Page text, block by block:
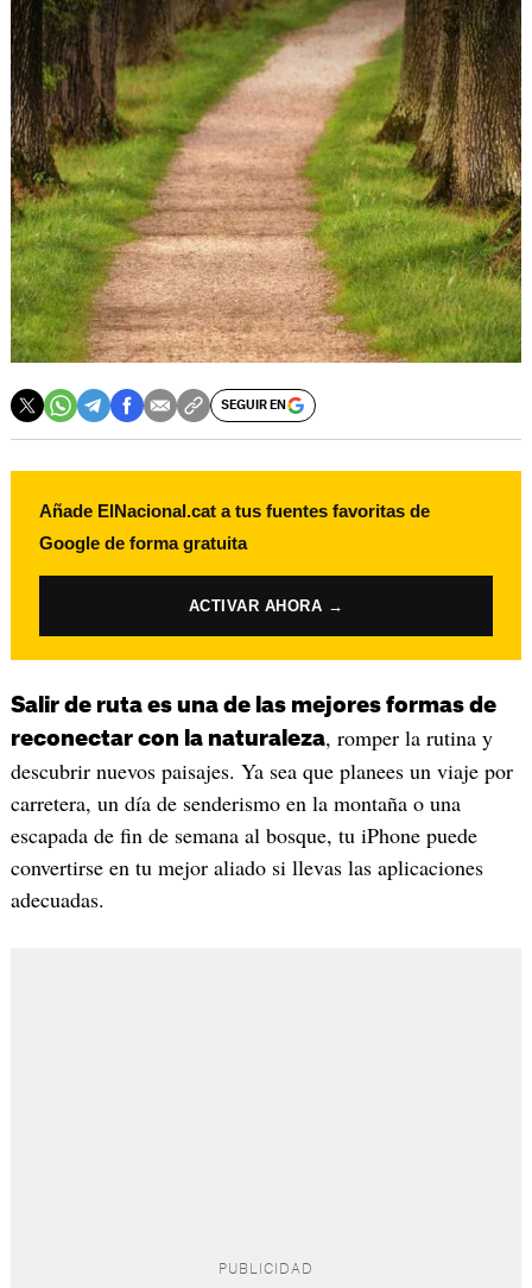
SEGUIR EN
Añade ElNacional.cat a tus fuentes favoritas de
Google de forma gratuita
ACTIVAR AHORA →
Salir de ruta es una de las mejores formas de
reconectar con la naturaleza, romper la rutina y
descubrir nuevos paisajes. Ya sea que planees un viaje por
carretera, un día de senderismo en la montaña o una
escapada de fin de semana al bosque, tu iPhone puede
convertirse en tu mejor aliado si llevas las aplicaciones
adecuadas.